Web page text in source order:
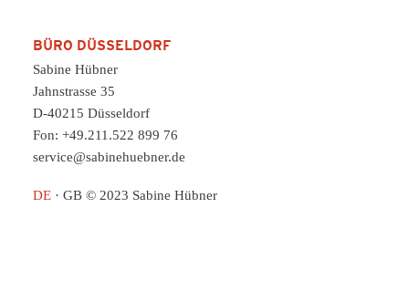
BÜRO DÜSSELDORF
Sabine Hübner
Jahnstrasse 35
D-40215 Düsseldorf
Fon: +49.211.522 899 76
service@sabinehuebner.de
DE · GB © 2023 Sabine Hübner